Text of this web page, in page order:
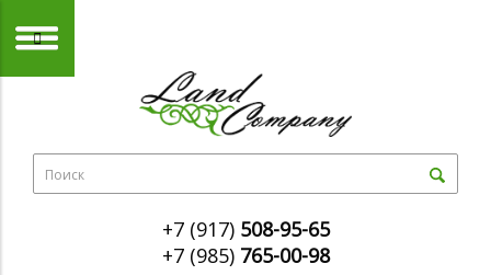
+7 (917) 508-95-65
+7 (985) 765-00-98